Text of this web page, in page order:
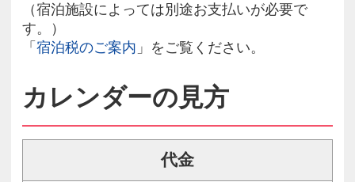
（宿泊施設によっては別途お支払いが必要で
す。）
「 宿泊税のご案内 」をご覧ください。
カレンダーの見方
代金